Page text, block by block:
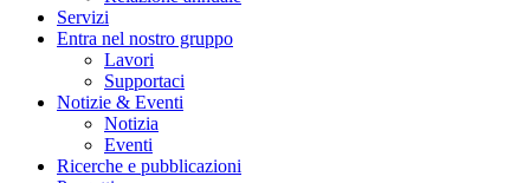
Servizi
Entra nel nostro gruppo
Lavori
Supportaci
Notizie & Eventi
Notizia
Eventi
Ricerche e pubblicazioni